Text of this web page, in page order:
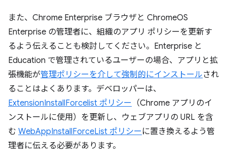
また、Chrome Enterprise ブラウザと ChromeOS
Enterprise の管理者に、組織のアプリ ポリシーを更新す
るよう伝えることも検討してください。Enterprise と
Education で管理されているユーザーの場合、アプリと拡
張機能が管理ポリシーを介して強制的にインストールされ
ることはよくあります。デベロッパーは、
ExtensionInstallForcelist ポリシー （Chrome アプリのイ
ンストールに使用）を更新し、ウェブアプリの URL を含
む WebAppInstallForceList ポリシー に置き換えるよう管
理者に伝える必要があります。